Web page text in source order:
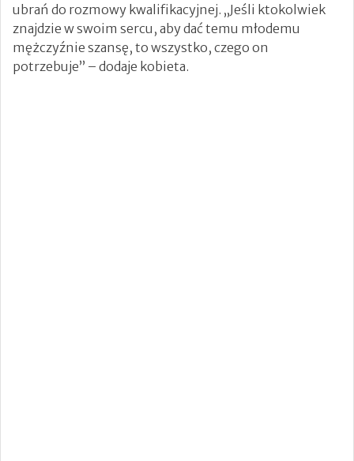
ubrań do rozmowy kwalifikacyjnej. „Jeśli ktokolwiek
znajdzie w swoim sercu, aby dać temu młodemu
mężczyźnie szansę, to wszystko, czego on
potrzebuje” – dodaje kobieta.